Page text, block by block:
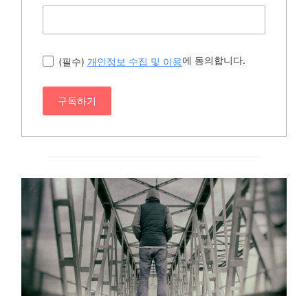
(필수) 개인정보 수집 및 이용에 동의합니다.
구독하기